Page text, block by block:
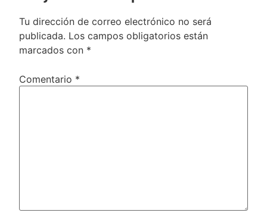
Tu dirección de correo electrónico no será
publicada. Los campos obligatorios están
marcados con *
Comentario *